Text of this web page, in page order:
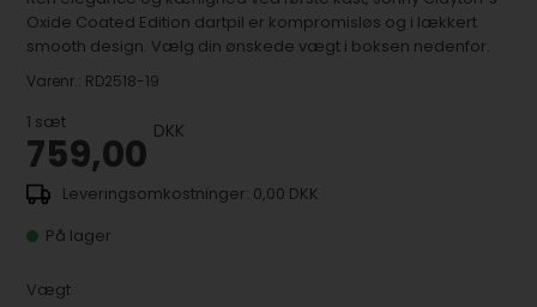
Oxide Coated Edition dartpil er kompromisløs og i lækkert
smooth design. Vælg din ønskede vægt i boksen nedenfor.
Varenr.: RD2518-19
1 sæt
759,00 DKK
0,00 DKK
På lager
Vægt